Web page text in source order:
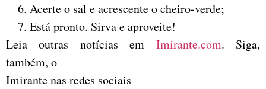
Acerte o sal e acrescente o cheiro-verde;
Está pronto. Sirva e aproveite!
Leia outras notícias em Imirante.com. Siga,
também, o
Imirante nas redes sociais